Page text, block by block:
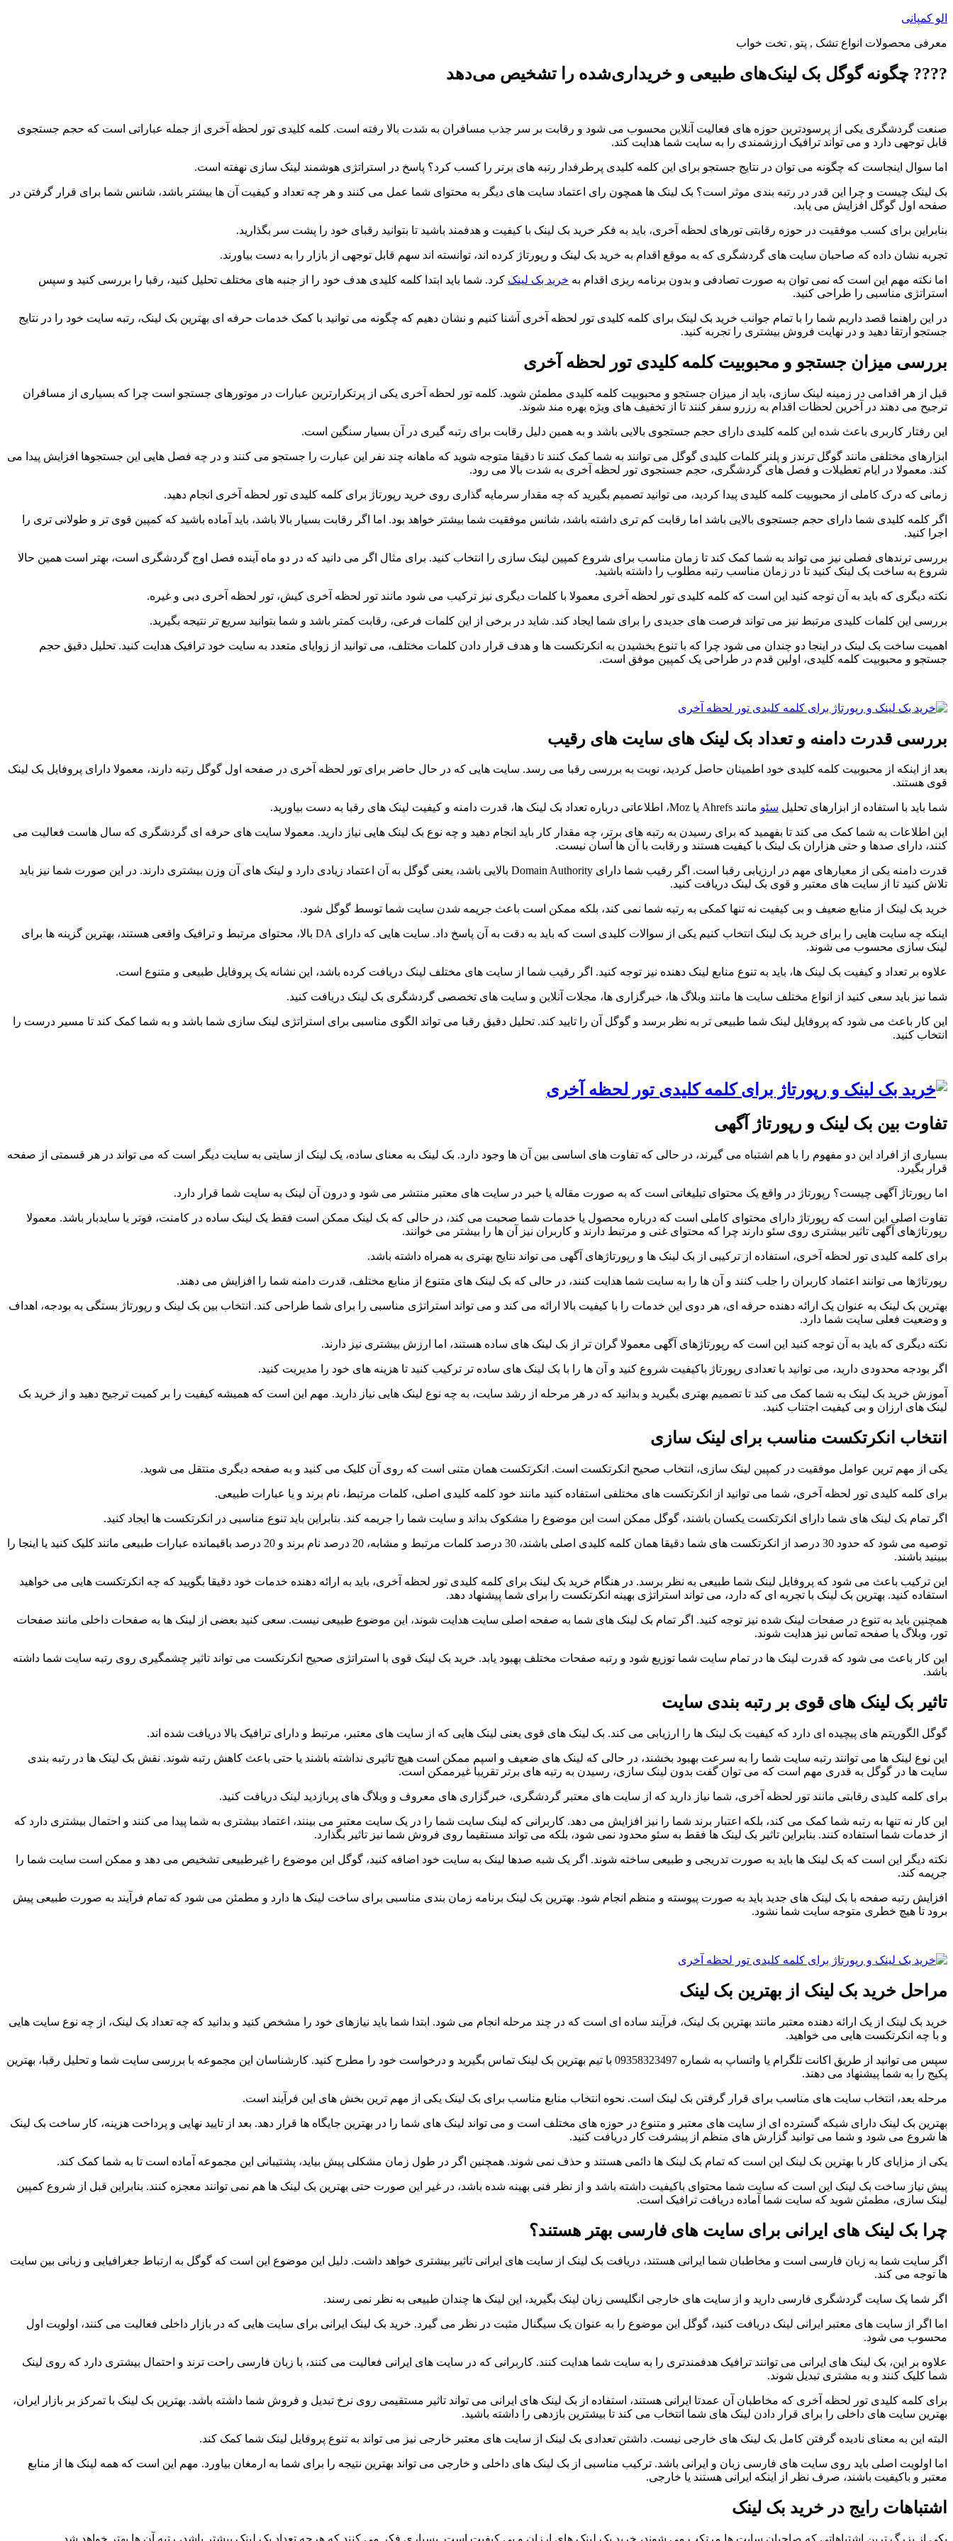
پرش
محتوا
الو کمپانی
معرفی محصولات انواع تشک , پتو , تخت خواب
???? چگونه گوگل بک لینک‌های طبیعی و خریداری‌شده را تشخیص می‌دهد
صنعت گردشگری یکی از پرسودترین حوزه های فعالیت آنلاین محسوب می شود و رقابت بر سر جذب مسافران به شدت بالا رفته است. کلمه کلیدی تور لحظه آخری از جمله عباراتی است که حجم جستجوی
قابل توجهی دارد و می تواند ترافیک ارزشمندی را به سایت شما هدایت کند.
اما سوال اینجاست که چگونه می توان در نتایج جستجو برای این کلمه کلیدی پرطرفدار رتبه های برتر را کسب کرد؟ پاسخ در استراتژی هوشمند لینک سازی نهفته است.
بک لینک چیست و چرا این قدر در رتبه بندی موثر است؟ بک لینک ها همچون رای اعتماد سایت های دیگر به محتوای شما عمل می کنند و هر چه تعداد و کیفیت آن ها بیشتر باشد، شانس شما برای قرار گرفتن در
صفحه اول گوگل افزایش می یابد.
بنابراین برای کسب موفقیت در حوزه رقابتی تورهای لحظه آخری، باید به فکر خرید بک لینک با کیفیت و هدفمند باشید تا بتوانید رقبای خود را پشت سر بگذارید.
تجربه نشان داده که صاحبان سایت های گردشگری که به موقع اقدام به خرید بک لینک و رپورتاژ کرده اند، توانسته اند سهم قابل توجهی از بازار را به دست بیاورند.
اما نکته مهم این است که نمی توان به صورت تصادفی و بدون برنامه ریزی اقدام به خرید بک لینک کرد. شما باید ابتدا کلمه کلیدی هدف خود را از جنبه های مختلف تحلیل کنید، رقبا را بررسی کنید و سپس
استراتژی مناسبی را طراحی کنید.
در این راهنما قصد داریم شما را با تمام جوانب خرید بک لینک برای کلمه کلیدی تور لحظه آخری آشنا کنیم و نشان دهیم که چگونه می توانید با کمک خدمات حرفه ای بهترین بک لینک، رتبه سایت خود را در نتایج
جستجو ارتقا دهید و در نهایت فروش بیشتری را تجربه کنید.
بررسی میزان جستجو و محبوبیت کلمه کلیدی تور لحظه آخری
قبل از هر اقدامی در زمینه لینک سازی، باید از میزان جستجو و محبوبیت کلمه کلیدی مطمئن شوید. کلمه تور لحظه آخری یکی از پرتکرارترین عبارات در موتورهای جستجو است چرا که بسیاری از مسافران
ترجیح می دهند در آخرین لحظات اقدام به رزرو سفر کنند تا از تخفیف های ویژه بهره مند شوند.
این رفتار کاربری باعث شده این کلمه کلیدی دارای حجم جستجوی بالایی باشد و به همین دلیل رقابت برای رتبه گیری در آن بسیار سنگین است.
ابزارهای مختلفی مانند گوگل ترندز و پلنر کلمات کلیدی گوگل می توانند به شما کمک کنند تا دقیقا متوجه شوید که ماهانه چند نفر این عبارت را جستجو می کنند و در چه فصل هایی این جستجوها افزایش پیدا می
کند. معمولا در ایام تعطیلات و فصل های گردشگری، حجم جستجوی تور لحظه آخری به شدت بالا می رود.
زمانی که درک کاملی از محبوبیت کلمه کلیدی پیدا کردید، می توانید تصمیم بگیرید که چه مقدار سرمایه گذاری روی خرید رپورتاژ برای کلمه کلیدی تور لحظه آخری انجام دهید.
اگر کلمه کلیدی شما دارای حجم جستجوی بالایی باشد اما رقابت کم تری داشته باشد، شانس موفقیت شما بیشتر خواهد بود. اما اگر رقابت بسیار بالا باشد، باید آماده باشید که کمپین قوی تر و طولانی تری را
اجرا کنید.
بررسی ترندهای فصلی نیز می تواند به شما کمک کند تا زمان مناسب برای شروع کمپین لینک سازی را انتخاب کنید. برای مثال اگر می دانید که در دو ماه آینده فصل اوج گردشگری است، بهتر است همین حالا
شروع به ساخت بک لینک کنید تا در زمان مناسب رتبه مطلوب را داشته باشید.
نکته دیگری که باید به آن توجه کنید این است که کلمه کلیدی تور لحظه آخری معمولا با کلمات دیگری نیز ترکیب می شود مانند تور لحظه آخری کیش، تور لحظه آخری دبی و غیره.
بررسی این کلمات کلیدی مرتبط نیز می تواند فرصت های جدیدی را برای شما ایجاد کند. شاید در برخی از این کلمات فرعی، رقابت کمتر باشد و شما بتوانید سریع تر نتیجه بگیرید.
اهمیت ساخت بک لینک در اینجا دو چندان می شود چرا که با تنوع بخشیدن به انکرتکست ها و هدف قرار دادن کلمات مختلف، می توانید از زوایای متعدد به سایت خود ترافیک هدایت کنید. تحلیل دقیق حجم
جستجو و محبوبیت کلمه کلیدی، اولین قدم در طراحی یک کمپین موفق است.
بررسی قدرت دامنه و تعداد بک لینک های سایت های رقیب
بعد از اینکه از محبوبیت کلمه کلیدی خود اطمینان حاصل کردید، نوبت به بررسی رقبا می رسد. سایت هایی که در حال حاضر برای تور لحظه آخری در صفحه اول گوگل رتبه دارند، معمولا دارای پروفایل بک لینک
قوی هستند.
شما باید با استفاده از ابزارهای تحلیل سئو مانند Ahrefs یا Moz، اطلاعاتی درباره تعداد بک لینک ها، قدرت دامنه و کیفیت لینک های رقبا به دست بیاورید.
این اطلاعات به شما کمک می کند تا بفهمید که برای رسیدن به رتبه های برتر، چه مقدار کار باید انجام دهید و چه نوع بک لینک هایی نیاز دارید. معمولا سایت های حرفه ای گردشگری که سال هاست فعالیت می
کنند، دارای صدها و حتی هزاران بک لینک با کیفیت هستند و رقابت با آن ها آسان نیست.
قدرت دامنه یکی از معیارهای مهم در ارزیابی رقبا است. اگر رقیب شما دارای Domain Authority بالایی باشد، یعنی گوگل به آن اعتماد زیادی دارد و لینک های آن وزن بیشتری دارند. در این صورت شما نیز باید
تلاش کنید تا از سایت های معتبر و قوی بک لینک دریافت کنید.
خرید بک لینک از منابع ضعیف و بی کیفیت نه تنها کمکی به رتبه شما نمی کند، بلکه ممکن است باعث جریمه شدن سایت شما توسط گوگل شود.
اینکه چه سایت هایی را برای خرید بک لینک انتخاب کنیم یکی از سوالات کلیدی است که باید به دقت به آن پاسخ داد. سایت هایی که دارای DA بالا، محتوای مرتبط و ترافیک واقعی هستند، بهترین گزینه ها برای
لینک سازی محسوب می شوند.
علاوه بر تعداد و کیفیت بک لینک ها، باید به تنوع منابع لینک دهنده نیز توجه کنید. اگر رقیب شما از سایت های مختلف لینک دریافت کرده باشد، این نشانه یک پروفایل طبیعی و متنوع است.
شما نیز باید سعی کنید از انواع مختلف سایت ها مانند وبلاگ ها، خبرگزاری ها، مجلات آنلاین و سایت های تخصصی گردشگری بک لینک دریافت کنید.
این کار باعث می شود که پروفایل لینک شما طبیعی تر به نظر برسد و گوگل آن را تایید کند. تحلیل دقیق رقبا می تواند الگوی مناسبی برای استراتژی لینک سازی شما باشد و به شما کمک کند تا مسیر درست را
انتخاب کنید.
تفاوت بین بک لینک و رپورتاژ آگهی
بسیاری از افراد این دو مفهوم را با هم اشتباه می گیرند، در حالی که تفاوت های اساسی بین آن ها وجود دارد. بک لینک به معنای ساده، یک لینک از سایتی به سایت دیگر است که می تواند در هر قسمتی از صفحه
قرار بگیرد.
اما رپورتاژ آگهی چیست؟ رپورتاژ در واقع یک محتوای تبلیغاتی است که به صورت مقاله یا خبر در سایت های معتبر منتشر می شود و درون آن لینک به سایت شما قرار دارد.
تفاوت اصلی این است که رپورتاژ دارای محتوای کاملی است که درباره محصول یا خدمات شما صحبت می کند، در حالی که بک لینک ممکن است فقط یک لینک ساده در کامنت، فوتر یا سایدبار باشد. معمولا
رپورتاژهای آگهی تاثیر بیشتری روی سئو دارند چرا که محتوای غنی و مرتبط دارند و کاربران نیز آن ها را بیشتر می خوانند.
برای کلمه کلیدی تور لحظه آخری، استفاده از ترکیبی از بک لینک ها و رپورتاژهای آگهی می تواند نتایج بهتری به همراه داشته باشد.
رپورتاژها می توانند اعتماد کاربران را جلب کنند و آن ها را به سایت شما هدایت کنند، در حالی که بک لینک های متنوع از منابع مختلف، قدرت دامنه شما را افزایش می دهند.
بهترین بک لینک به عنوان یک ارائه دهنده حرفه ای، هر دوی این خدمات را با کیفیت بالا ارائه می کند و می تواند استراتژی مناسبی را برای شما طراحی کند. انتخاب بین بک لینک و رپورتاژ بستگی به بودجه، اهداف
و وضعیت فعلی سایت شما دارد.
نکته دیگری که باید به آن توجه کنید این است که رپورتاژهای آگهی معمولا گران تر از بک لینک های ساده هستند، اما ارزش بیشتری نیز دارند.
اگر بودجه محدودی دارید، می توانید با تعدادی رپورتاژ باکیفیت شروع کنید و آن ها را با بک لینک های ساده تر ترکیب کنید تا هزینه های خود را مدیریت کنید.
آموزش خرید بک لینک به شما کمک می کند تا تصمیم بهتری بگیرید و بدانید که در هر مرحله از رشد سایت، به چه نوع لینک هایی نیاز دارید. مهم این است که همیشه کیفیت را بر کمیت ترجیح دهید و از خرید بک
لینک های ارزان و بی کیفیت اجتناب کنید.
انتخاب انکرتکست مناسب برای لینک سازی
یکی از مهم ترین عوامل موفقیت در کمپین لینک سازی، انتخاب صحیح انکرتکست است. انکرتکست همان متنی است که روی آن کلیک می کنید و به صفحه دیگری منتقل می شوید.
برای کلمه کلیدی تور لحظه آخری، شما می توانید از انکرتکست های مختلفی استفاده کنید مانند خود کلمه کلیدی اصلی، کلمات مرتبط، نام برند و یا عبارات طبیعی.
اگر تمام بک لینک های شما دارای انکرتکست یکسان باشند، گوگل ممکن است این موضوع را مشکوک بداند و سایت شما را جریمه کند. بنابراین باید تنوع مناسبی در انکرتکست ها ایجاد کنید.
توصیه می شود که حدود 30 درصد از انکرتکست های شما دقیقا همان کلمه کلیدی اصلی باشند، 30 درصد کلمات مرتبط و مشابه، 20 درصد نام برند و 20 درصد باقیمانده عبارات طبیعی مانند کلیک کنید یا اینجا را
ببینید باشند.
این ترکیب باعث می شود که پروفایل لینک شما طبیعی به نظر برسد. در هنگام خرید بک لینک برای کلمه کلیدی تور لحظه آخری، باید به ارائه دهنده خدمات خود دقیقا بگویید که چه انکرتکست هایی می خواهید
استفاده کنید. بهترین بک لینک با تجربه ای که دارد، می تواند استراتژی بهینه انکرتکست را برای شما پیشنهاد دهد.
همچنین باید به تنوع در صفحات لینک شده نیز توجه کنید. اگر تمام بک لینک های شما به صفحه اصلی سایت هدایت شوند، این موضوع طبیعی نیست. سعی کنید بعضی از لینک ها به صفحات داخلی مانند صفحات
تور، وبلاگ یا صفحه تماس نیز هدایت شوند.
این کار باعث می شود که قدرت لینک ها در تمام سایت شما توزیع شود و رتبه صفحات مختلف بهبود یابد. خرید بک لینک قوی با استراتژی صحیح انکرتکست می تواند تاثیر چشمگیری روی رتبه سایت شما داشته
باشد.
تاثیر بک لینک های قوی بر رتبه بندی سایت
گوگل الگوریتم های پیچیده ای دارد که کیفیت بک لینک ها را ارزیابی می کند. بک لینک های قوی یعنی لینک هایی که از سایت های معتبر، مرتبط و دارای ترافیک بالا دریافت شده اند.
این نوع لینک ها می توانند رتبه سایت شما را به سرعت بهبود بخشند، در حالی که لینک های ضعیف و اسپم ممکن است هیچ تاثیری نداشته باشند یا حتی باعث کاهش رتبه شوند. نقش بک لینک ها در رتبه بندی
سایت ها در گوگل به قدری مهم است که می توان گفت بدون لینک سازی، رسیدن به رتبه های برتر تقریبا غیرممکن است.
برای کلمه کلیدی رقابتی مانند تور لحظه آخری، شما نیاز دارید که از سایت های معتبر گردشگری، خبرگزاری های معروف و وبلاگ های پربازدید لینک دریافت کنید.
این کار نه تنها به رتبه شما کمک می کند، بلکه اعتبار برند شما را نیز افزایش می دهد. کاربرانی که لینک سایت شما را در یک سایت معتبر می بینند، اعتماد بیشتری به شما پیدا می کنند و احتمال بیشتری دارد که
از خدمات شما استفاده کنند. بنابراین تاثیر بک لینک ها فقط به سئو محدود نمی شود، بلکه می تواند مستقیما روی فروش شما نیز تاثیر بگذارد.
نکته دیگر این است که بک لینک ها باید به صورت تدریجی و طبیعی ساخته شوند. اگر یک شبه صدها لینک به سایت خود اضافه کنید، گوگل این موضوع را غیرطبیعی تشخیص می دهد و ممکن است سایت شما را
جریمه کند.
افزایش رتبه صفحه با بک لینک های جدید باید به صورت پیوسته و منظم انجام شود. بهترین بک لینک برنامه زمان بندی مناسبی برای ساخت لینک ها دارد و مطمئن می شود که تمام فرآیند به صورت طبیعی پیش
برود تا هیچ خطری متوجه سایت شما نشود.
مراحل خرید بک لینک از بهترین بک لینک
خرید بک لینک از یک ارائه دهنده معتبر مانند بهترین بک لینک، فرآیند ساده ای است که در چند مرحله انجام می شود. ابتدا شما باید نیازهای خود را مشخص کنید و بدانید که چه تعداد بک لینک، از چه نوع سایت هایی
و با چه انکرتکست هایی می خواهید.
سپس می توانید از طریق اکانت تلگرام یا واتساپ به شماره 09358323497 با تیم بهترین بک لینک تماس بگیرید و درخواست خود را مطرح کنید. کارشناسان این مجموعه با بررسی سایت شما و تحلیل رقبا، بهترین
پکیج را به شما پیشنهاد می دهند.
مرحله بعد، انتخاب سایت های مناسب برای قرار گرفتن بک لینک است. نحوه انتخاب منابع مناسب برای بک لینک یکی از مهم ترین بخش های این فرآیند است.
بهترین بک لینک دارای شبکه گسترده ای از سایت های معتبر و متنوع در حوزه های مختلف است و می تواند لینک های شما را در بهترین جایگاه ها قرار دهد. بعد از تایید نهایی و پرداخت هزینه، کار ساخت بک لینک
ها شروع می شود و شما می توانید گزارش های منظم از پیشرفت کار دریافت کنید.
یکی از مزایای کار با بهترین بک لینک این است که تمام بک لینک ها دائمی هستند و حذف نمی شوند. همچنین اگر در طول زمان مشکلی پیش بیاید، پشتیبانی این مجموعه آماده است تا به شما کمک کند.
پیش نیاز ساخت بک لینک این است که سایت شما محتوای باکیفیت داشته باشد و از نظر فنی بهینه شده باشد، در غیر این صورت حتی بهترین بک لینک ها هم نمی توانند معجزه کنند. بنابراین قبل از شروع کمپین
لینک سازی، مطمئن شوید که سایت شما آماده دریافت ترافیک است.
چرا بک لینک های ایرانی برای سایت های فارسی بهتر هستند؟
اگر سایت شما به زبان فارسی است و مخاطبان شما ایرانی هستند، دریافت بک لینک از سایت های ایرانی تاثیر بیشتری خواهد داشت. دلیل این موضوع این است که گوگل به ارتباط جغرافیایی و زبانی بین سایت
ها توجه می کند.
اگر شما یک سایت گردشگری فارسی دارید و از سایت های خارجی انگلیسی زبان لینک بگیرید، این لینک ها چندان طبیعی به نظر نمی رسند.
اما اگر از سایت های معتبر ایرانی لینک دریافت کنید، گوگل این موضوع را به عنوان یک سیگنال مثبت در نظر می گیرد. خرید بک لینک ایرانی برای سایت هایی که در بازار داخلی فعالیت می کنند، اولویت اول
محسوب می شود.
علاوه بر این، بک لینک های ایرانی می توانند ترافیک هدفمندتری را به سایت شما هدایت کنند. کاربرانی که در سایت های ایرانی فعالیت می کنند، با زبان فارسی راحت ترند و احتمال بیشتری دارد که روی لینک
شما کلیک کنند و به مشتری تبدیل شوند.
برای کلمه کلیدی تور لحظه آخری که مخاطبان آن عمدتا ایرانی هستند، استفاده از بک لینک های ایرانی می تواند تاثیر مستقیمی روی نرخ تبدیل و فروش شما داشته باشد. بهترین بک لینک با تمرکز بر بازار ایران،
بهترین سایت های داخلی را برای قرار دادن لینک های شما انتخاب می کند تا بیشترین بازدهی را داشته باشید.
البته این به معنای نادیده گرفتن کامل بک لینک های خارجی نیست. داشتن تعدادی بک لینک از سایت های معتبر خارجی نیز می تواند به تنوع پروفایل لینک شما کمک کند.
اما اولویت اصلی باید روی سایت های فارسی زبان و ایرانی باشد. ترکیب مناسبی از بک لینک های داخلی و خارجی می تواند بهترین نتیجه را برای شما به ارمغان بیاورد. مهم این است که همه لینک ها از منابع
معتبر و باکیفیت باشند، صرف نظر از اینکه ایرانی هستند یا خارجی.
اشتباهات رایج در خرید بک لینک